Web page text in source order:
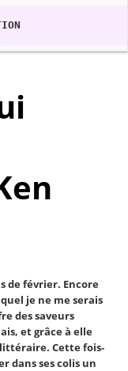
de février. Encore
je ne me serais
des saveurs
et grâce à elle
Cette fois-
dans ses colis un